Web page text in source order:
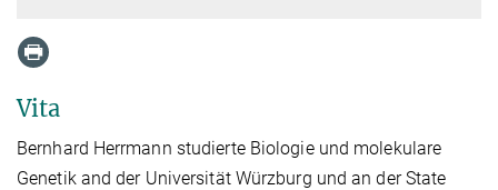
Vita
Bernhard Herrmann studierte Biologie und molekulare
Genetik and der Universität Würzburg und an der State